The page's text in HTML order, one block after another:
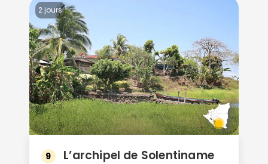
2 jours
9 L’archipel de Solentiname